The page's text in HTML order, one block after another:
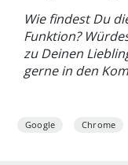
Wie findest Du
Funktion?
zu Deinen
gerne in den
Google Chrome